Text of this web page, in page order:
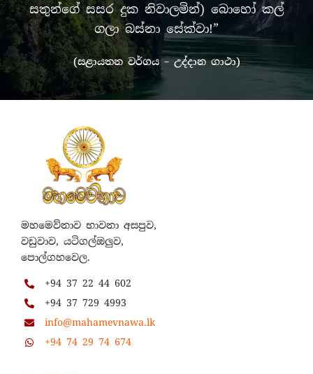
සතුන්ගේ සසර දුක නිවාලමින්) බොහෝ කල්
ගලා බස්නා සේක්වා!”
(සළායතන වර්ගය – උද්දාන ගාථා)
මහමෙව්නාව භාවනා අසපුව,
වඩුවාව, යටිගල්ඔලුව,
පොල්ගහවෙල.
+94 37 22 44 602
+94 37 729 4993
info@mahamevnawa.lk
+94 74 29 74 674